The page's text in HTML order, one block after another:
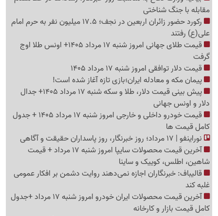
مقابله با جنگ شناختی
رکورد حضور زائران اربعین در نجف؛ 17.5 میلیون نفر به حرم امام
علی(ع) رفتند
قیمت طلای جهانی امروز شنبه 17 مرداد 1405+ اونس طلا اوج
گرفت
قیمت دلار توافقی امروز شنبه 17 مرداد 1405
پیمان مکه و معادله ایران؛بازی تازه آغاز شده است!
پیش ‌بینی قیمت دلار، طلا و سکه شنبه 17 مرداد 1405+ جدال
دلار و اونس جهانی
قیمت خودرو داخلی و خارجی امروز شنبه 17 مرداد 1405 + جدول
کامل قیمت ها
نوراینفو | 17 مرداد؛ روز خبرنگار، روز پاسداران حقیقت و آگاهی
آخرین قیمت محصولات سایپا امروز شنبه 17 مرداد + قیمت
شاهین، اطلس، کوییک و ساینا
قالیباف: خبرنگاران اجازه نمی‌دهند روایت دشمن بر افکار عمومی
غلبه کند
آخرین قیمت محصولات ایران خودرو امروز شنبه 17 مرداد +جدول
کامل قیمت بازار و کارخانه